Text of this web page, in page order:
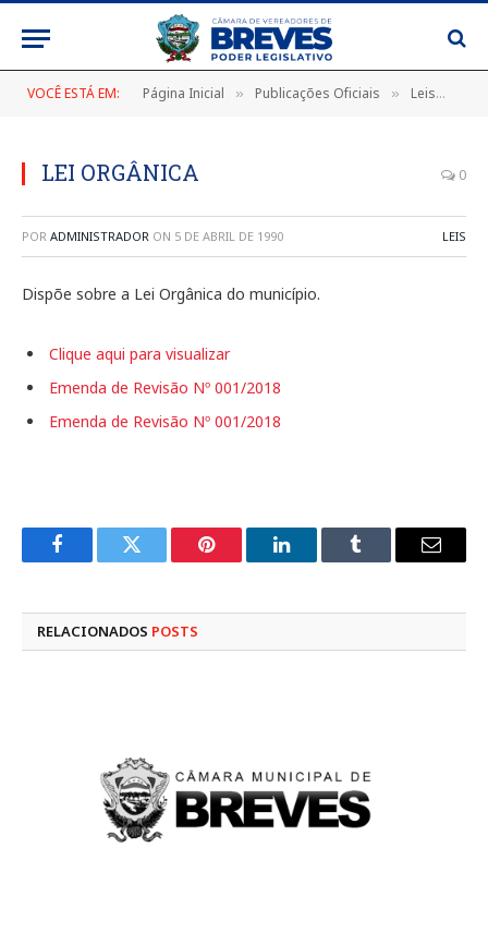
VOCÊ ESTÁ EM: Página Inicial » Publicações Oficiais » Leis
LEI ORGÂNICA 0
POR ADMINISTRADOR ON 5 DE ABRIL DE 1990 LEIS
Dispõe sobre a Lei Orgânica do município.
Clique aqui para visualizar
Emenda de Revisão Nº 001/2018
Emenda de Revisão Nº 001/2018
FacebookTwitter Pinterest LinkedInTumblr
E-
RELACIONADOS POSTS